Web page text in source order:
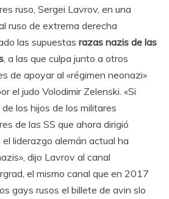
ruso, Sergei Lavrov, en una
ruso de extrema derecha
las supuestas razas nazis de las
, a las que culpa junto a otros
de apoyar al «régimen neonazi»
el judo Volodimir Zelenski. «Si
los hijos de los militares
de las SS que ahora dirigió
liderazgo alemán actual ha
dijo Lavrov al canal
el mismo canal que en 2017
gays rusos el billete de avin slo